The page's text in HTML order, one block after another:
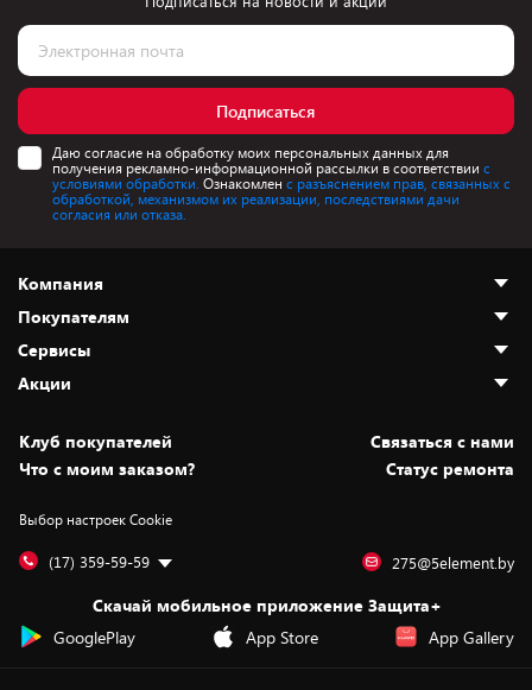
Подписаться
Даю согласие на обработку моих персональных данных для
получения рекламно-информационной рассылки в соответствии с
условиями обработки. Ознакомлен с разъяснением прав, связанных с
обработкой, механизмом их реализации, последствиями дачи
согласия или отказа.
Компания
О нас
Адреса магазинов
Новости
Статьи и обзоры
Вакансии
Дай пять добру!
Покупателям
Как сделать заказ
Оплата и доставка
Безналичный расчёт
Обмен и возврат товара
Обработка персональных данных
Подарочные карты
Сервисы
Установка техники
Для игровых консолей
Для мобильных устройств
Для компьютеров
Сервисные центры
Акции
Скидки и промокоды
Белорусские товары
Бонусы
Оплата частями
Новинки
Клуб покупателей
Cвязаться с нами
Что с моим заказом?
Статус ремонта
Выбор настроек Cookie
(17) 359-59-59 275@5element.by
Скачай мобильное приложение Защита+
GooglePlay
App Store App Gallery